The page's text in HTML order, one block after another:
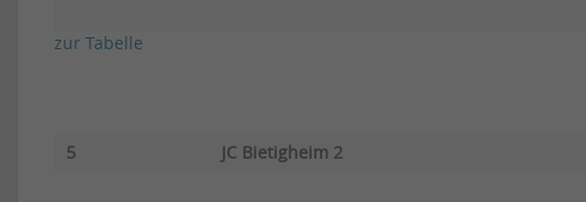
zur Tabelle
5 JC Bietigheim 2